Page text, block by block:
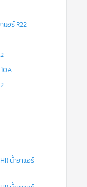
แอร์ R22
น้ำยาแอร์